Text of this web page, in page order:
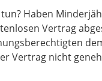
tun? Haben
Vertrag
Vertrag nicht